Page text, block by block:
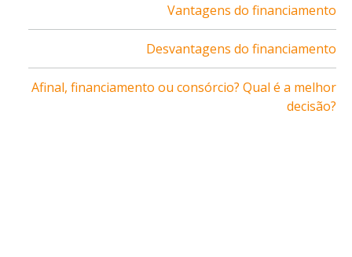
Vantagens do financiamento
Desvantagens do financiamento
Afinal, financiamento ou consórcio? Qual é a melhor
decisão?